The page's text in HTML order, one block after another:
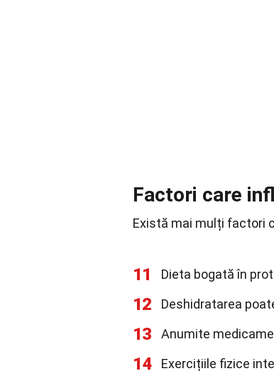
Factori care
Există mai mulți factori
11 Dieta bogată în
12 Deshidratarea
13 Anumite
14 Exercițiile fizice